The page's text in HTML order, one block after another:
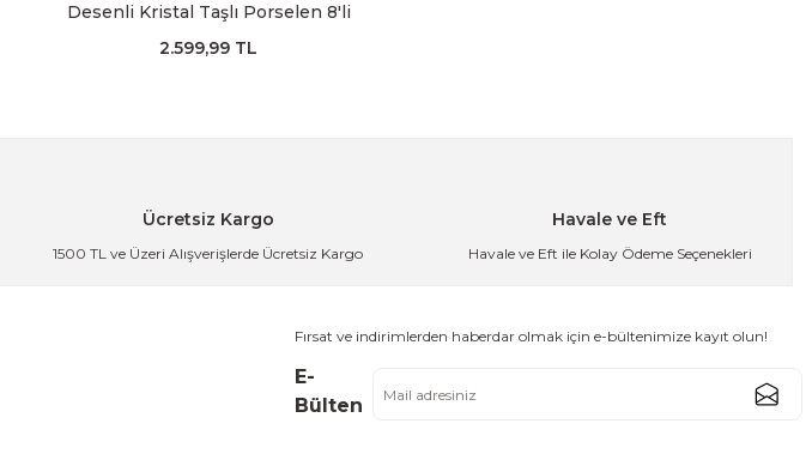
Desenli Kristal Taşlı Porselen 8'li
Baharatlık Seti
2.599,99 TL
Ücretsiz Kargo
1500 TL ve Üzeri Alışverişlerde Ücretsiz Kargo
Havale ve Eft
Havale ve Eft ile Kolay Ödeme Seçenekleri
Fırsat ve indirimlerden haberdar olmak için e-bültenimize kayıt olun!
E-
Bülten